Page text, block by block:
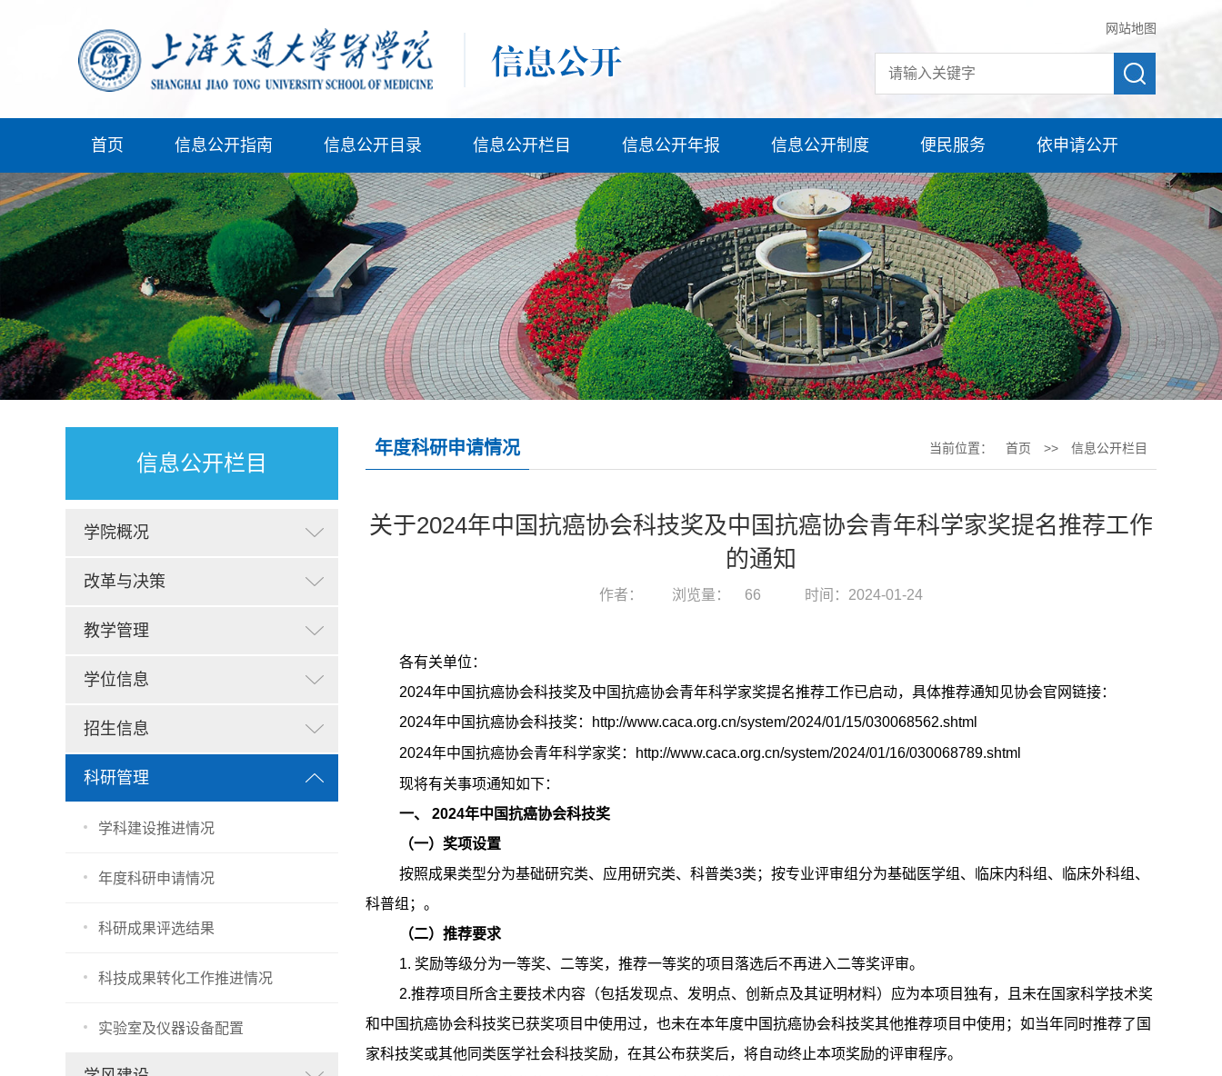
网站地图
首页 信息公开指南 信息公开目录 信息公开栏目 信息公开年报 信息公开制度 便民服务 依申请公开
信息公开栏目
学院概况
改革与决策
教学管理
学位信息
招生信息
科研管理
学科建设推进情况
年度科研申请情况
科研成果评选结果
科技成果转化工作推进情况
实验室及仪器设备配置
年度科研申请情况 当前位置： 首页 >> 信息公开栏目
关于2024年中国抗癌协会科技奖及中国抗癌协会青年科学家奖提名推荐工作
的通知
作者： 浏览量： 66 时间：2024-01-24
各有关单位：
2024年中国抗癌协会科技奖及中国抗癌协会青年科学家奖提名推荐工作已启动，具体推荐通知见协会官网链接：
2024年中国抗癌协会科技奖： http://www.caca.org.cn/system/2024/01/15/030068562.shtml
2024年中国抗癌协会青年科学家奖： http://www.caca.org.cn/system/2024/01/16/030068789.shtml
现将有关事项通知如下：
一、 2024年中国抗癌协会科技奖
（一）奖项设置
按照成果类型分为基础研究类、应用研究类、科普类3类；按专业评审组分为基础医学组、临床内科组、临床外科组、
科普组；。
（二）推荐要求
1. 奖励等级分为一等奖、二等奖，推荐一等奖的项目落选后不再进入二等奖评审。
2.推荐项目所含主要技术内容（包括发现点、发明点、创新点及其证明材料）应为本项目独有，且未在国家科学技术奖
和中国抗癌协会科技奖已获奖项目中使用过，也未在本年度中国抗癌协会科技奖其他推荐项目中使用；如当年同时推荐了国
家科技奖或其他同类医学社会科技奖励，在其公布获奖后，将自动终止本项奖励的评审程序。